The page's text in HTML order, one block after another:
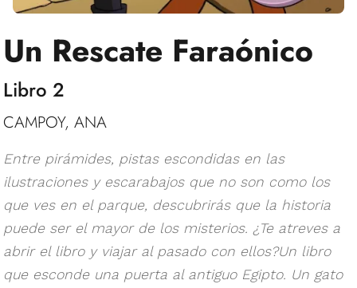
Un Rescate Faraónico
Libro 2
CAMPOY, ANA
Entre pirámides, pistas escondidas en las
ilustraciones y escarabajos que no son como los
que ves en el parque, descubrirás que la historia
puede ser el mayor de los misterios. ¿Te atreves a
abrir el libro y viajar al pasado con ellos?Un libro
que esconde una puerta al antiguo Egipto. Un gato